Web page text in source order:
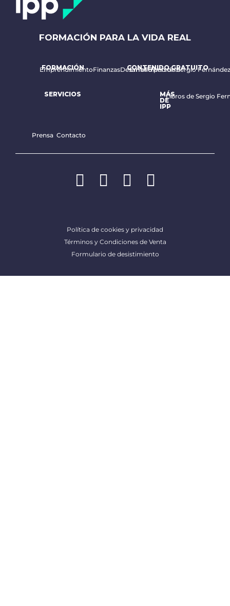
FORMACIÓN PARA LA VIDA REAL
FORMACIÓN
EmprendimientoFinanzasDesarrollo personal
CONTENIDO GRATUITO
Email diario de Sergio Fernández
SERVICIOS
MÁS
DE
IPP
Libros de Sergio
Prensa Contacto
Política de cookies y privacidad
Términos y Condiciones de Venta
Formulario de desistimiento